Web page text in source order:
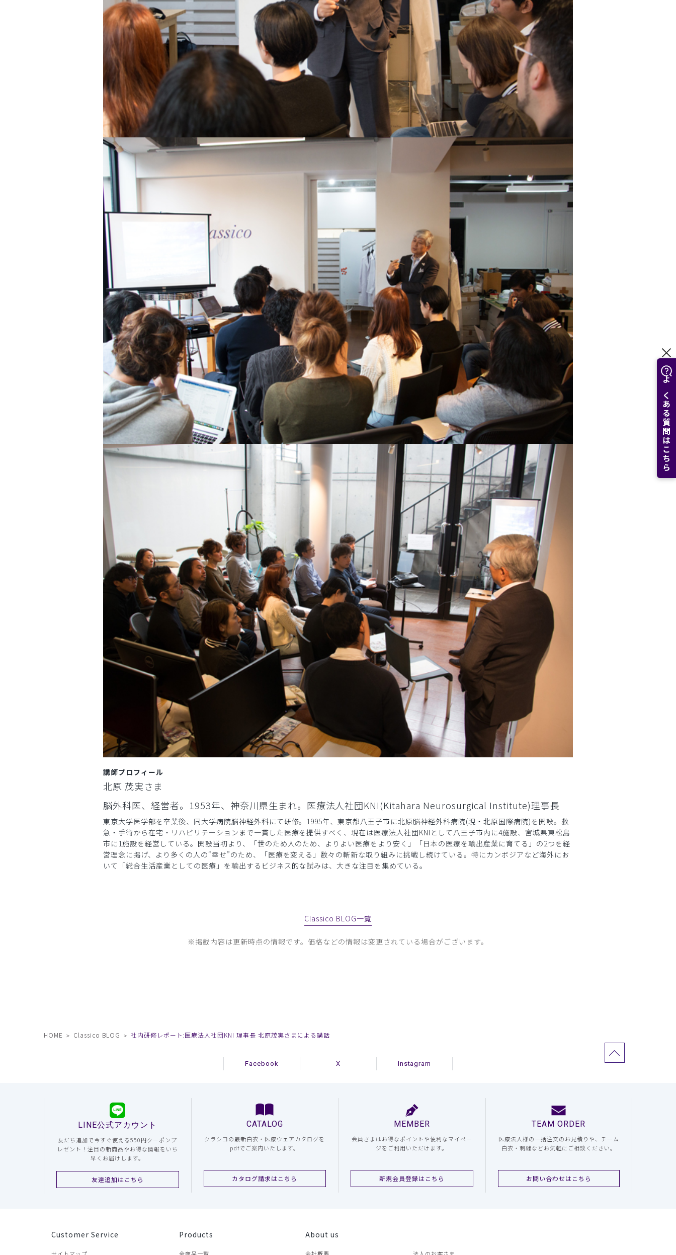
よくある質問はこちら
講師プロフィール
北原 茂実さま
脳外科医、経営者。1953年、神奈川県生まれ。医療法人社団KNI(Kitahara Neurosurgical Institute)理事長
東京大学医学部を卒業後、同大学病院脳神経外科にて研修。1995年、東京都八王子市に北原脳神経外科病院(現・北原国際病院)を開設。救
急・手術から在宅・リハビリテーションまで一貫した医療を提供すべく、現在は医療法人社団KNIとして八王子市内に4施設、宮城県東松島
市に1施設を経営している。開設当初より、「世のため人のため、よりよい医療をより安く」「日本の医療を輸出産業に育てる」の2つを経
営理念に掲げ、より多くの人の“幸せ”のため、「医療を変える」数々の斬新な取り組みに挑戦し続けている。特にカンボジアなど海外にお
いて「総合生活産業としての医療」を輸出するビジネス的な試みは、大きな注目を集めている。
Classico BLOG一覧
※掲載内容は更新時点の情報です。価格などの情報は変更されている場合がございます。
HOME Classico BLOG 社内研修レポート:医療法人社団KNI 理事長 北原茂実さまによる講話
Facebook X Instagram
LINE公式アカウント
友だち追加で今すぐ使える550円クーポンプ
レゼント！注目の新商品やお得な情報をいち
早くお届けします。
友達追加はこちら
CATALOG
クラシコの最新白衣・医療ウェアカタログを
pdfでご案内いたします。
カタログ請求はこちら
MEMBER
会員さまはお得なポイントや便利なマイペー
ジをご利用いただけます。
新規会員登録はこちら
TEAM ORDER
医療法人様の一括注文のお見積りや、チーム
白衣・刺繍などお気軽にご相談ください。
お問い合わせはこちら
Customer Service Products About us